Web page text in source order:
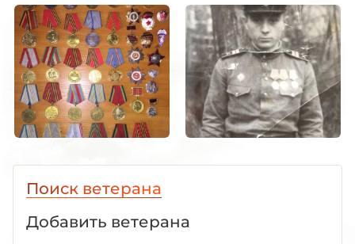
Поиск ветерана
Добавить ветерана